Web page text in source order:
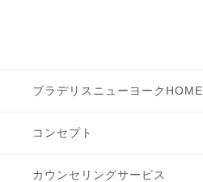
ブラデリスニューヨークHOME
コンセプト
カウンセリングサービス